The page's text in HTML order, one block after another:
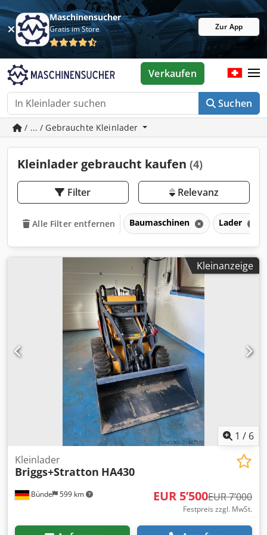
Maschinensucher
Gratis im Store Zur App
Suchen
Verkaufen
/ ... / Gebrauchte Kleinlader
Kleinlader gebraucht kaufen (4)
Filter Relevanz
Alle Filter entfernen Baumaschinen Lader
Kleinanzeige
1 / 6
Bünde 599 km
Kleinlader
Briggs+Stratton HA430
EUR 5’500EUR 7’000
Festpreis zzgl. MwSt.